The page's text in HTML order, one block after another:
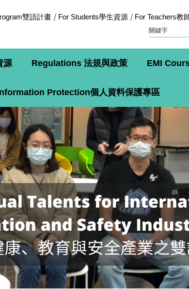
雙語計畫 For Students學生資源 For Teachers教
源 Regulations 法規與政策 EMI
Protection個人資料保護專區